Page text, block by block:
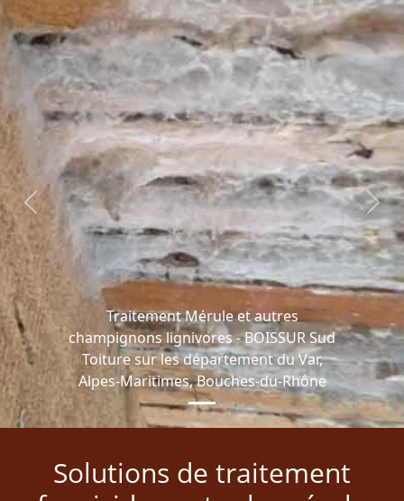
Traitement Mérule et autres
champignons lignivores - BOISSUR Sud
Toiture sur les département du Var,
Alpes-Maritimes, Bouches-du-Rhône
Previous Next
Solutions de traitement